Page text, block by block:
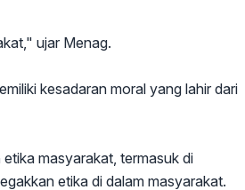
ujar Menag.
kesadaran moral yang lahir dari
masyarakat, termasuk di
etika di dalam masyarakat.